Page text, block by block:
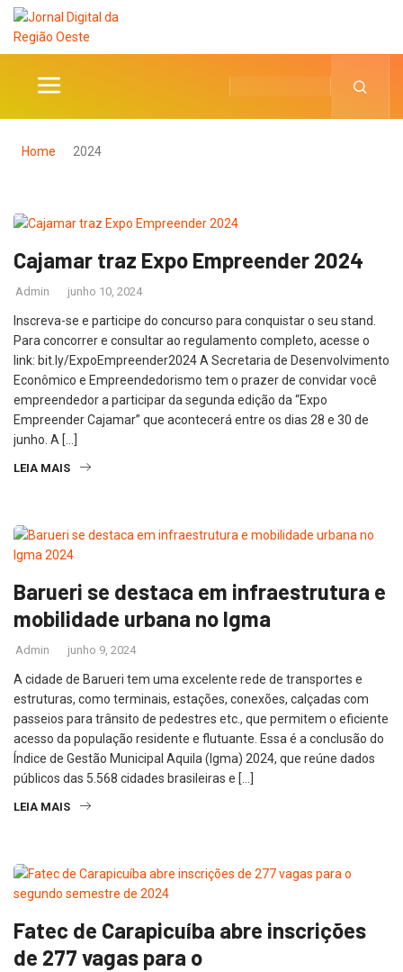
Home 2024
Cajamar traz Expo Empreender 2024
Admin junho 10, 2024
Inscreva-se e participe do concurso para conquistar o seu stand.
Para concorrer e consultar ao regulamento completo, acesse o
link: bit.ly/ExpoEmpreender2024 A Secretaria de Desenvolvimento
Econômico e Empreendedorismo tem o prazer de convidar você
empreendedor a participar da segunda edição da “Expo
Empreender Cajamar” que acontecerá entre os dias 28 e 30 de
junho. A […]
LEIA MAIS
Barueri se destaca em infraestrutura e
mobilidade urbana no Igma
Admin junho 9, 2024
A cidade de Barueri tem uma excelente rede de transportes e
estruturas, como terminais, estações, conexões, calçadas com
passeios para trânsito de pedestres etc., que permitem o eficiente
acesso da população residente e flutuante. Essa é a conclusão do
Índice de Gestão Municipal Aquila (Igma) 2024, que reúne dados
públicos das 5.568 cidades brasileiras e […]
LEIA MAIS
Fatec de Carapicuíba abre inscrições
de 277 vagas para o